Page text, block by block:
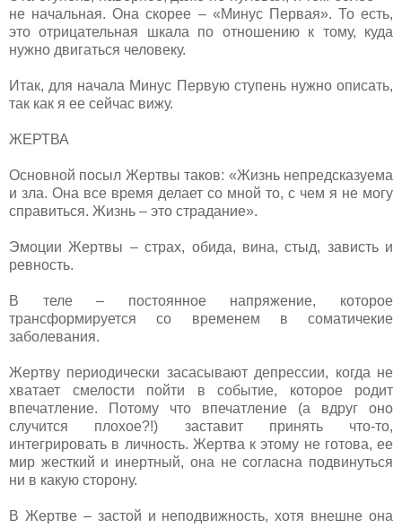
не начальная. Она скорее – «Минус Первая». То есть,
это отрицательная шкала по отношению к тому, куда
нужно двигаться человеку.
Итак, для начала Минус Первую ступень нужно описать,
так как я ее сейчас вижу.
ЖЕРТВА
Основной посыл Жертвы таков: «Жизнь непредсказуема
и зла. Она все время делает со мной то, с чем я не могу
справиться. Жизнь – это страдание».
Эмоции Жертвы – страх, обида, вина, стыд, зависть и
ревность.
В теле – постоянное напряжение, которое
трансформируется со временем в соматичекие
заболевания.
Жертву периодически засасывают депрессии, когда не
хватает смелости пойти в событие, которое родит
впечатление. Потому что впечатление (а вдруг оно
случится плохое?!) заставит принять что-то,
интегрировать в личность. Жертва к этому не готова, ее
мир жесткий и инертный, она не согласна подвинуться
ни в какую сторону.
В Жертве – застой и неподвижность, хотя внешне она